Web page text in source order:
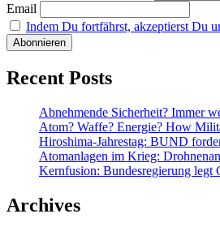
Email
Indem Du fortfährst, akzeptierst Du
Recent Posts
Abnehmende Sicherheit? Immer
Atom? Waffe? Energie? How
Hiroshima-Jahrestag: BUND
Atomanlagen im Krieg:
Kernfusion: Bundesregierung legt
Archives